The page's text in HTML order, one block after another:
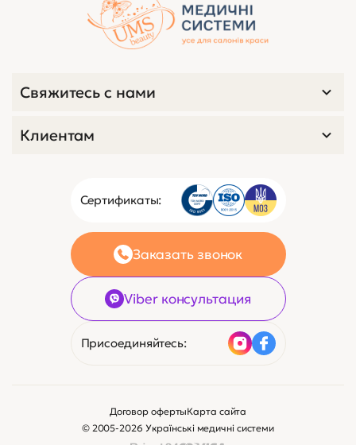
Сертификаты:
Заказать звонок
Viber консультация
Присоединяйтесь:
Свяжитесь с нами
Клиентам
© 2005-2026 Українські медичні системи
Договор офертыКарта сайта